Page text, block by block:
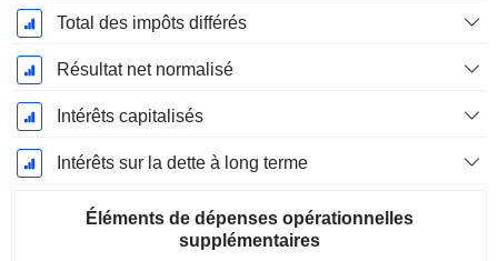
Total des impôts différés
Résultat net normalisé
Intérêts capitalisés
Intérêts sur la dette à long terme
Éléments de dépenses opérationnelles
supplémentaires